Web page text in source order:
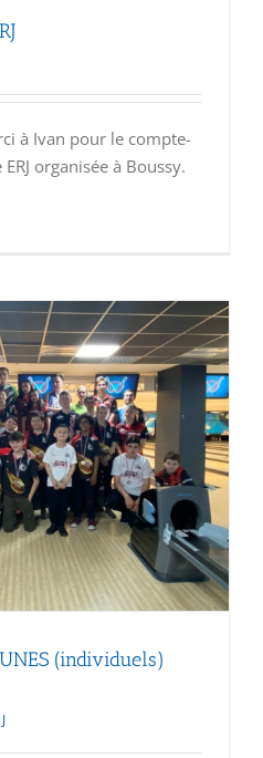
à Ivan pour le compte-
organisée à Boussy.
(individuels)